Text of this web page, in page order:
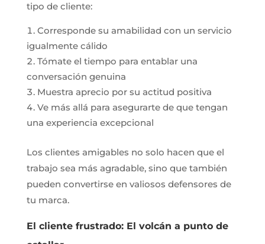
tipo de cliente:
Corresponde su amabilidad con un servicio
igualmente cálido
Tómate el tiempo para entablar una
conversación genuina
Muestra aprecio por su actitud positiva
Ve más allá para asegurarte de que tengan
una experiencia excepcional
Los clientes amigables no solo hacen que el
trabajo sea más agradable, sino que también
pueden convertirse en valiosos defensores de
tu marca.
El cliente frustrado: El volcán a punto de